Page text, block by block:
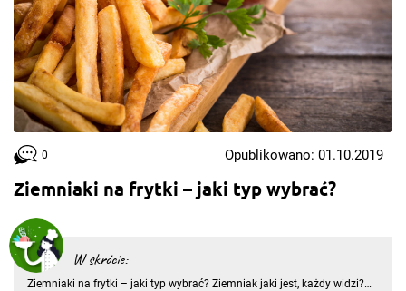
Ziemniaki na frytki – jaki typ wybrać?
W skrócie:
Ziemniaki na frytki – jaki typ wybrać? Ziemniak jaki jest, każdy widzi?
0 Opublikowano: 01.10.2019